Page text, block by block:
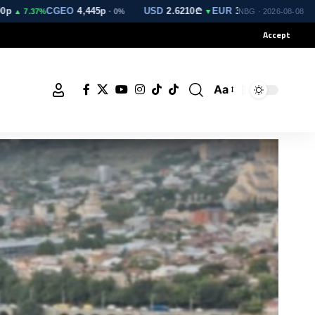
CGEO4,445p· 0% USD 2.6210₾▼EUR3.0212₾▼ GBP
NBG · 2026-08-08
Accept
Aa